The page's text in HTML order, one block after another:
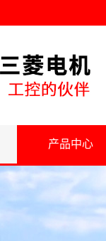
产品中心